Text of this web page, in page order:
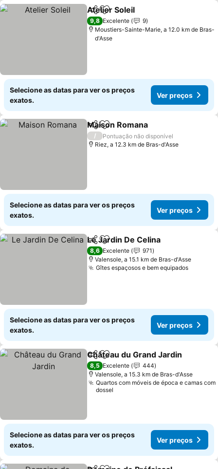
PartilharAdicionar aos favoritos
Atelier Soleil
9,8 Excelente
9
Moustiers-Sainte-Marie, a 12.0 km de Bras-
d'Asse
Selecione as datas para ver os preços
exatos.
Ver preços
PartilharAdicionar aos favoritos
Maison Romana
/
Pontuação não disponível
Riez, a 12.3 km de Bras-d'Asse
Selecione as datas para ver os preços
exatos.
Ver preços
PartilharAdicionar aos favoritos
Le Jardin De Celina
8,6 Excelente
971
Valensole, a 15.1 km de Bras-d'Asse
Gîtes espaçosos e bem equipadosVer
Selecione as datas para ver os preços
exatos.
Ver preços
PartilharAdicionar aos favoritos
Château du Grand Jardin
8,5 Excelente
444
Valensole, a 15.3 km de Bras-d'Asse
Quartos com móveis de época e camas com
dossel
Selecione as datas para ver os preços
exatos.
Ver preços